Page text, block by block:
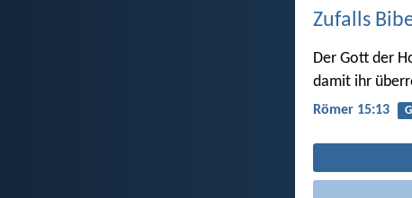
Zufalls
Der Gott der
damit ihr
Römer 15:13